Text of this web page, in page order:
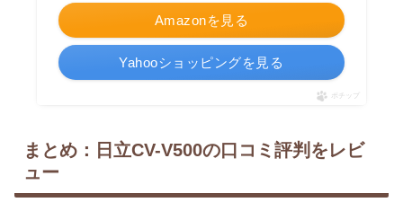
Amazonを見る
Yahooショッピングを見る
ポチップ
まとめ：日立CV-V500の口コミ評判をレビ
ュー